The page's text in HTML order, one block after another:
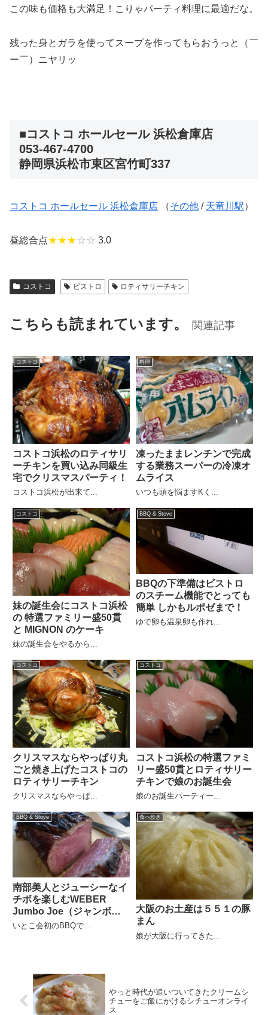
この味も価格も大満足！こりゃパーティ料理に最適だな。
残った身とガラを使ってスープを作ってもらおうっと（￣
ー￣）ニヤリッ
■コストコ ホールセール 浜松倉庫店
053-467-4700
静岡県浜松市東区宮竹町337
コストコ ホールセール 浜松倉庫店 （その他 / 天竜川駅）
昼総合点★★★☆☆ 3.0
コストコ ビストロ ロティサリーチキン
こちらも読まれています。 関連記事
コストコ
コストコ浜松のロティサリ
ーチキンを買い込み同級生
宅でクリスマスパーティ！
コストコ浜松が出来て...
料理
凍ったままレンチンで完成
する業務スーパーの冷凍オ
ムライス
いつも頭を悩ますKく...
コストコ
妹の誕生会にコストコ浜松
の 特選ファミリー盛50貫
と MIGNON のケーキ
妹の誕生会をやるから...
BBQ & Stove
BBQの下準備はビストロ
のスチーム機能でとっても
簡単 しかもルポゼまで！
ゆで卵も温泉卵も作れ...
コストコ
クリスマスならやっぱり丸
ごと焼き上げたコストコの
ロティサリーチキン
クリスマスならやっぱ...
コストコ
コストコ浜松の特選ファミ
リー盛50貫とロティサリー
チキンで娘のお誕生会
娘のお誕生パーティー...
BBQ & Stove
南部美人とジューシーなイ
チボを楽しむWEBER
Jumbo Joe（ジャンボジ
ョー）BBQ
いとこ会初のBBQで...
食べ歩き
大阪のお土産は５５１の豚
まん
娘が大阪に行ってきた...
やっと時代が追いついてきたクリームシ
チューをご飯にかけるシチューオンライ
ス